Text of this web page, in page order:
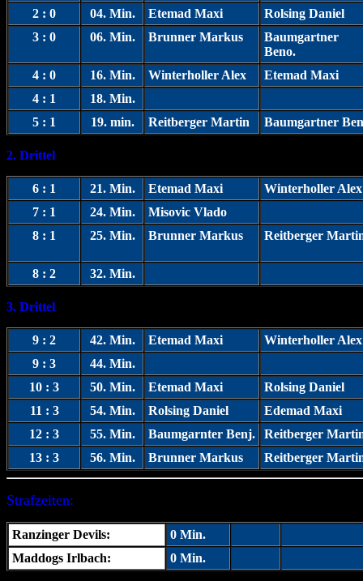
2 : 0
04. Min. Etemad Maxi Rolsing Daniel
3 : 0
06. Min. Brunner Markus
Baumgartner
Beno.
4 : 0 16. Min. Winterholler Alex Etemad Maxi
4 : 1
18. Min.
5 : 1
19. min. Reitberger Martin Baumgartner
2. Drittel
6 : 1 21. Min. Etemad Maxi
Winterholler Alex
7 : 1
24. Min.
Misovic Vlado
8 : 1
25. Min. Brunner Markus Reitberger
8 : 2
32. Min.
3. Drittel
9 : 2 42. Min. Etemad Maxi
Winterholler Alex
9 : 3
44. Min.
10 : 3
50. Min. Etemad Maxi
Rolsing Daniel
11 : 3
54. Min. Rolsing Daniel Edemad Maxi
12 : 3
55. Min. Baumgarnter Benj. Reitberger
13 : 3
56. Min. Brunner Markus Reitberger
Strafzeiten:
Ranzinger Devils:
0 Min.
Maddogs Irlbach:
0 Min.